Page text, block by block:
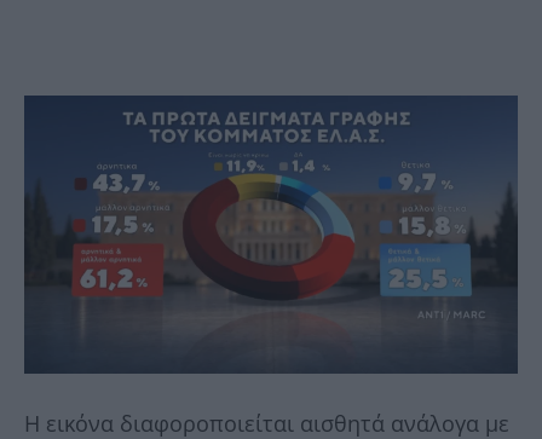
Η εικόνα διαφοροποιείται αισθητά ανάλογα με